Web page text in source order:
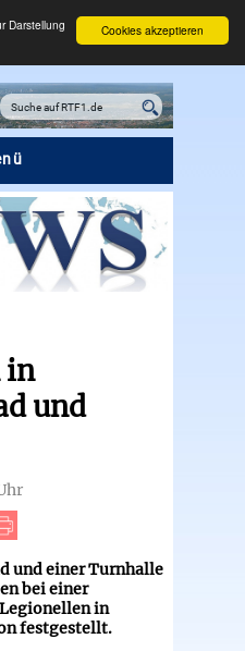
Cookies akzeptieren
Darstellung
in
und
und einer Turnhalle
bei einer
in
festgestellt.